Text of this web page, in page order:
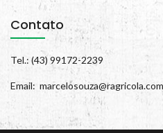
Contato
Tel.: (43) 99172-2239
Email: